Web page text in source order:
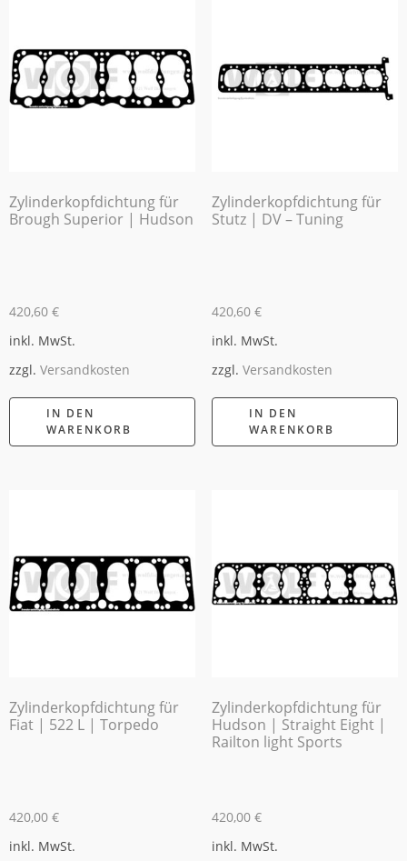
Zylinderkopfdichtung für
Brough Superior | Hudson
420,60 €
inkl. MwSt.
zzgl. Versandkosten
IN DEN
WARENKORB
Zylinderkopfdichtung für
Stutz | DV – Tuning
420,60 €
inkl. MwSt.
zzgl. Versandkosten
IN DEN
WARENKORB
Zylinderkopfdichtung für
Fiat | 522 L | Torpedo
420,00 €
inkl. MwSt.
Zylinderkopfdichtung für
Hudson | Straight Eight |
Railton light Sports
420,00 €
inkl. MwSt.